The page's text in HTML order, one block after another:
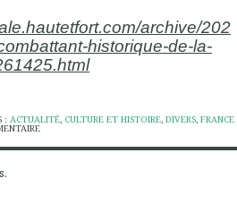
archive/202
historique-de-la-
: ACTUALITÉ, CULTURE ET HISTOIRE, DIVERS, FRANCE